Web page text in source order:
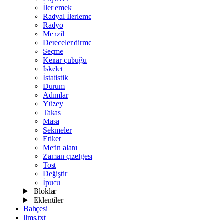
İlerlemek
Radyal İlerleme
Radyo
Menzil
Derecelendirme
Seçme
Kenar çubuğu
İskelet
İstatistik
Durum
Adımlar
Yüzey
Takas
Masa
Sekmeler
Etiket
Metin alanı
Zaman çizelgesi
Tost
Değiştir
İpucu
Bloklar
Eklentiler
Bahçesi
llms.txt